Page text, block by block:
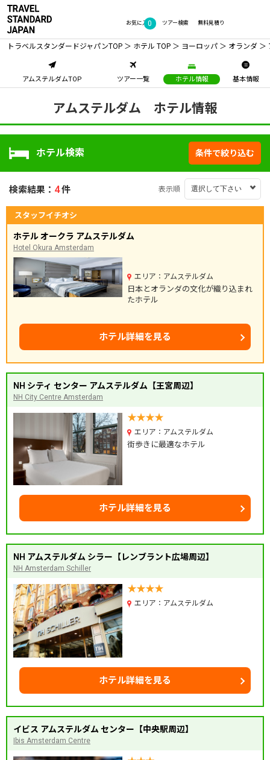
お気に入り
0 無料見積り
ツアー検索
トラベルスタンダードジャパンTOP ホテル TOP ヨーロッパ オランダ
アムステルダムTOP ツアー一覧 ホテル情報 基本情報
アムステルダム ホテル情報
ホテル検索 条件で絞り込む
検索結果： 4件 表示順
スタッフイチオシ
ホテル オークラ アムステルダム
Hotel Okura Amsterdam
エリア：アムステルダム
日本とオランダの文化が織り込まれ
たホテル
ホテル詳細を見る
NH シティ センター アムステルダム【王宮周辺】
NH City Centre Amsterdam
エリア：アムステルダム
街歩きに最適なホテル
ホテル詳細を見る
NH アムステルダム シラー【レンブラント広場周辺】
NH Amsterdam Schiller
エリア：アムステルダム
ホテル詳細を見る
イビス アムステルダム センター【中央駅周辺】
Ibis Amsterdam Centre